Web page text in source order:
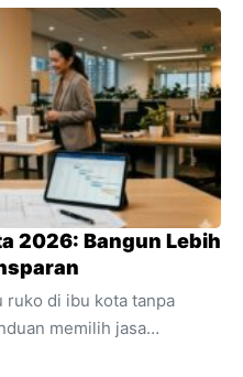
dan manfaat
online Anda.
2026: Bangun Lebih
ruko di ibu kota tanpa
memilih jasa
RAB transparan dan